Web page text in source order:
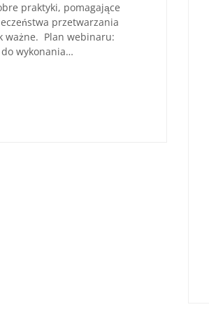
praktyki, pomagające
przetwarzania
ważne. Plan webinaru:
wykonania…